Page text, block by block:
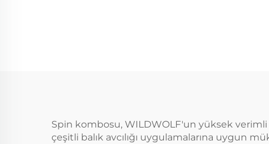
Spin kombosu, WILDWOLF'un yüksek verimli
çeşitli balık avcılığı uygulamalarına uygun